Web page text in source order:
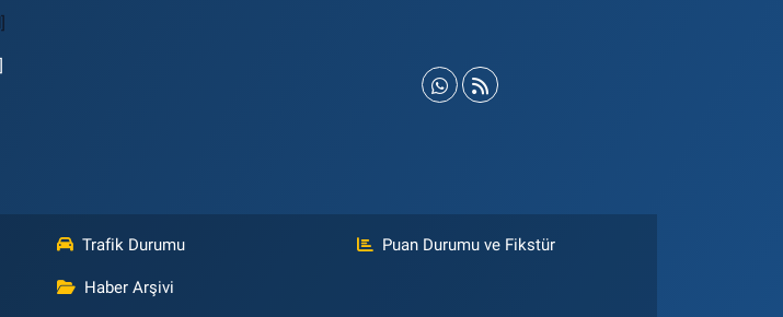
Trafik Durumu Puan Durumu ve Fikstür
Haber Arşivi